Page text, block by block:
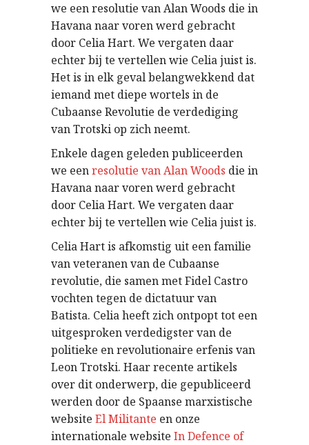
we een resolutie van Alan Woods die in
Havana naar voren werd gebracht
door Celia Hart. We vergaten daar
echter bij te vertellen wie Celia juist is.
Het is in elk geval belangwekkend dat
iemand met diepe wortels in de
Cubaanse Revolutie de verdediging
van Trotski op zich neemt.
Enkele dagen geleden publiceerden
we eenresolutie van Alan Woods die in
Havana naar voren werd gebracht
door Celia Hart. We vergaten daar
echter bij te vertellen wie Celia juist is.
Celia Hart is afkomstig uit een familie
van veteranen van de Cubaanse
revolutie, die samen met Fidel Castro
vochten tegen de dictatuur van
Batista. Celia heeft zich ontpopt tot een
uitgesproken verdedigster van de
politieke en revolutionaire erfenis van
Leon Trotski. Haar recente artikels
over dit onderwerp, die gepubliceerd
werden door de Spaanse marxistische
website El Militante en onze
internationale website In Defence of